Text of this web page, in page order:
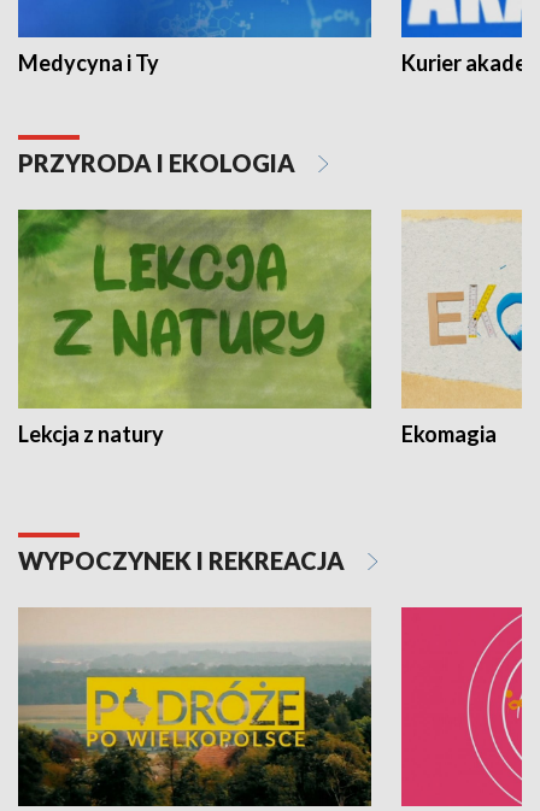
Medycyna i Ty Kurier
PRZYRODA I EKOLOGIA
Lekcja z natury Ekomagia
WYPOCZYNEK I REKREACJA